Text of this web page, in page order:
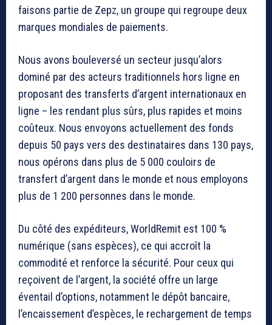
faisons partie de Zepz, un groupe qui regroupe deux
marques mondiales de paiements.
Nous avons bouleversé un secteur jusqu’alors
dominé par des acteurs traditionnels hors ligne en
proposant des transferts d’argent internationaux en
ligne – les rendant plus sûrs, plus rapides et moins
coûteux. Nous envoyons actuellement des fonds
depuis 50 pays vers des destinataires dans 130 pays,
nous opérons dans plus de 5 000 couloirs de
transfert d’argent dans le monde et nous employons
plus de 1 200 personnes dans le monde.
Du côté des expéditeurs, WorldRemit est 100 %
numérique (sans espèces), ce qui accroît la
commodité et renforce la sécurité. Pour ceux qui
reçoivent de l’argent, la société offre un large
éventail d’options, notamment le dépôt bancaire,
l’encaissement d’espèces, le rechargement de temps